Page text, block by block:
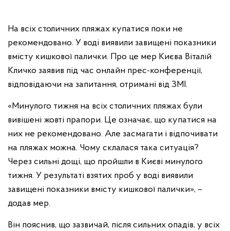
На всіх столичних пляжах купатися поки не
рекомендовано. У воді виявили завищені показники
вмісту кишкової палички. Про це мер Києва Віталій
Кличко заявив під час онлайн прес-конференції,
відповідаючи на запитання, отримані від ЗМІ.
«Минулого тижня на всіх столичних пляжах були
вивішені жовті прапори. Це означає, що купатися на
них не рекомендовано. Але засмагати і відпочивати
на пляжах можна. Чому склалася така ситуація?
Через сильні дощі, що пройшли в Києві минулого
тижня. У результаті взятих проб у воді виявили
завищені показники вмісту кишкової палички», –
додав мер.
Він пояснив, що зазвичай, після сильних опадів, у всіх